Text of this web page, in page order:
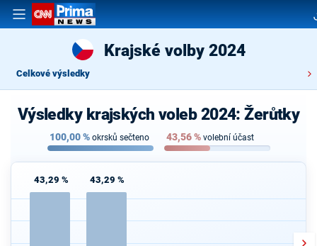
Krajské volby 2024
Celkové výsledky
Výsledky krajských voleb 2024: Žerůtky
100,00% okrsků sečteno 43,56% volební účast
43,29 % 43,29 %